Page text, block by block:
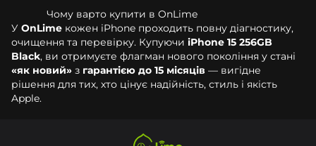
Чому варто купити в OnLime
У OnLime кожен iPhone проходить повну діагностику,
очищення та перевірку. Купуючи iPhone 15 256GB
Black, ви отримуєте флагман нового покоління у стані
«як новий» з гарантією до 15 місяців — вигідне
рішення для тих, хто цінує надійність, стиль і якість
Apple.